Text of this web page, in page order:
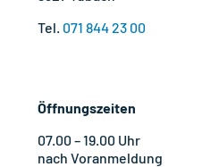
Tel. 071 844 23 00
Öffnungszeiten
07.00 – 19.00 Uhr
nach Voranmeldung